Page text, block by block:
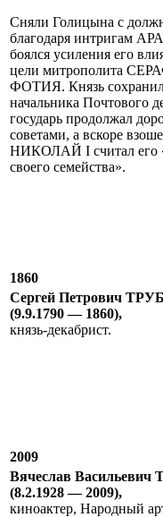
Сняли Голицына с
благодаря интригам
боялся усиления его
цели митрополита
ФОТИЯ. Князь сохранил
начальника Почтового
государь продолжал
советами, а вскоре
НИКОЛАЙ I считал его
своего семейства».
1860
Сергей Петрович
(9.9.1790 — 1860),
князь-декабрист.
2009
Вячеслав
(8.2.1928 — 2009),
киноактер, Народный